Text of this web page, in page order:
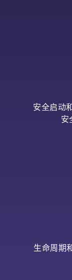
安全启动
安
生命周期